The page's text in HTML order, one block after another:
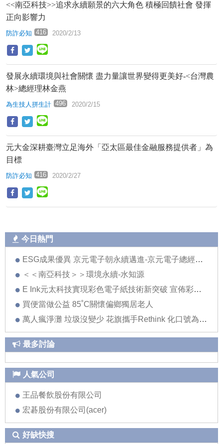
<<南亞科技>>追求永續願景的六大角色 積極回饋社會 發揮
正向影響力
防詐必知 416 2020/2/13
發展永續環境與社會關懷 盡力量讓世界變得更美好-<台灣農
林>總經理林金燕
為生技人拼生計 496 2020/2/15
元大金深耕臺灣立足海外「亞太區最佳金融服務提供者」為
目標
防詐必知 416 2020/2/27
今日熱門
ESG成果優異 京元電子朝永續邁進-京元電子總經理劉安炫
＜＜南亞科技＞＞環境永續-水知源
E Ink元太科技實現彩色電子紙技術新突破 宣佈彩色電子紙將進入電子書閱讀器與零售看板兩大應用領域
買便當做公益 85˚C關懷偏鄉獨居老人
萬人瘋淨灘 垃圾沒變少 花旗攜手Rethink 化口號為行動 推創意環境教育
最多討論
人氣公司
王品餐飲股份有限公司
宏碁股份有限公司(acer)
好缺快搜